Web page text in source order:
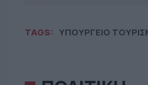
TAGS: ΥΠΟΥΡΓΕΙΟ